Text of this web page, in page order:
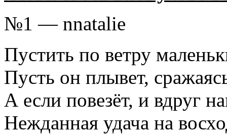
№1 — nnatalie
Пустить по ветру
Пусть он плывет,
А если повезёт, и вдруг
Нежданная удача на